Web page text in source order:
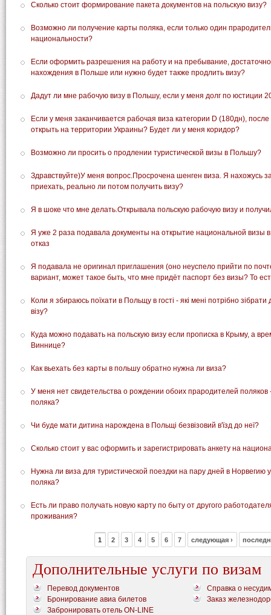
Сколько стоит формирование пакета документов на польскую визу?
Возможно ли получение карты поляка, если только один
национальности?
Если оформить разрешения на работу и на пребывание,
нахождения в Польше или нужно будет также продлить визу?
Дадут ли мне рабочую визу в Польшу, если у меня долг по юстиции
Если у меня заканчивается рабочая виза категории D (180дн),
открыть на территории Украины? Будет ли у меня коридор?
Возможно ли просить о продлении туристической визы в Польшу?
Здравствуйте)У меня вопрос.Просрочена шенген виза. Я нахожусь
приехать, реально ли потом получить визу?
Я в шоке что мне делать.Открывала польскую рабочую визу и
Я уже 2 раза подавала документы на открытие национальной визы
отказ
Я подавала не оригинал приглашения (оно неуспело прийти по
вариант, может такое быть, что мне придёт паспорт без визы? То
Коли я збираюсь поїхати в Польщу в гості - які мені потрібно
візу?
Куда можно подавать на польскую визу если прописка в Крыму, а
Виннице?
Как вьехать без карты в польшу обратно нужна ли виза?
У меня нет свидетельства о рождении обоих прародителей поляков
поляка?
Чи буде мати дитина нарождена в Польщі безвізовий в'їзд до неї?
Сколько стоит у вас оформить и зарегистрировать анкету на
Нужна ли виза для туристической поездки на пару дней в Норвегию
поляка?
Есть ли право получать новую карту по быту от другого
проживания?
1 2 3 4 5 6 7 следующая ›
Дополнительные услуги по визам
Перевод документов
Справка о
Бронирование авиа билетов
Заказ
Забронировать отель ON-LINE